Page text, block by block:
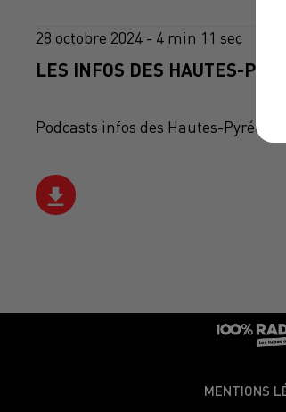
28 octobre 2024 - 4 min 11 sec
LES INFOS DES HAUTES-
Podcasts infos des Hautes-Pyrénées
MENTIONS